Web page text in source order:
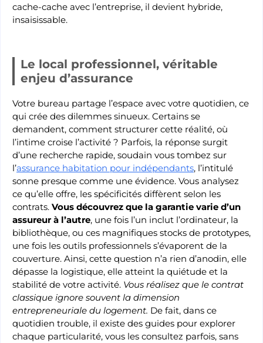
cache-cache avec l’entreprise, il devient hybride,
insaisissable.
Le local professionnel, véritable
enjeu d’assurance
Votre bureau partage l’espace avec votre quotidien, ce
qui crée des dilemmes sinueux. Certains se
demandent, comment structurer cette réalité, où
l’intime croise l’activité ? Parfois, la réponse surgit
d’une recherche rapide, soudain vous tombez sur
l’assurance habitation pour indépendants, l’intitulé
sonne presque comme une évidence. Vous analysez
ce qu’elle offre, les spécificités diffèrent selon les
contrats. Vous découvrez que la garantie varie d’un
assureur à l’autre, une fois l’un inclut l’ordinateur, la
bibliothèque, ou ces magnifiques stocks de prototypes,
une fois les outils professionnels s’évaporent de la
couverture. Ainsi, cette question n’a rien d’anodin, elle
dépasse la logistique, elle atteint la quiétude et la
stabilité de votre activité. Vous réalisez que le contrat
classique ignore souvent la dimension
entrepreneuriale du logement. De fait, dans ce
quotidien trouble, il existe des guides pour explorer
chaque particularité, vous les consultez parfois, sans